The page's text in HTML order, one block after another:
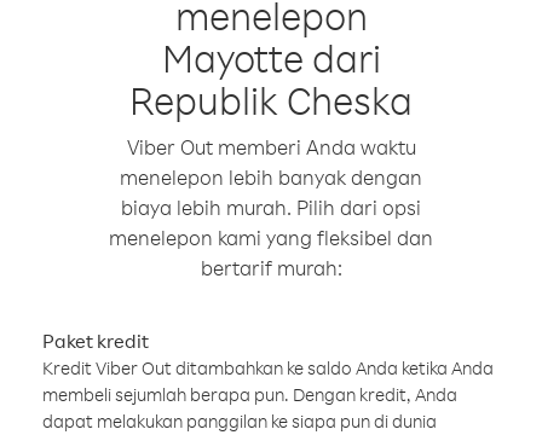
menelepon
Mayotte dari
Republik Cheska
Viber Out memberi Anda waktu
menelepon lebih banyak dengan
biaya lebih murah. Pilih dari opsi
menelepon kami yang fleksibel dan
bertarif murah:
Paket kredit
Kredit Viber Out ditambahkan ke saldo Anda ketika Anda
membeli sejumlah berapa pun. Dengan kredit, Anda
dapat melakukan panggilan ke siapa pun di dunia